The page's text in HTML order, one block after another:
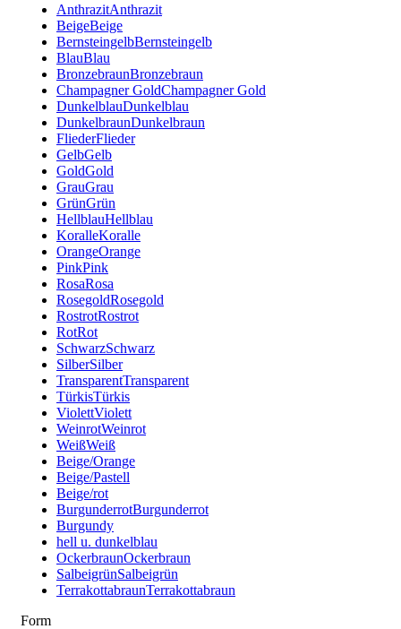
AnthrazitAnthrazit
BeigeBeige
BernsteingelbBernsteingelb
BlauBlau
BronzebraunBronzebraun
Champagner GoldChampagner Gold
DunkelblauDunkelblau
DunkelbraunDunkelbraun
FliederFlieder
GelbGelb
GoldGold
GrauGrau
GrünGrün
HellblauHellblau
KoralleKoralle
OrangeOrange
PinkPink
RosaRosa
RosegoldRosegold
RostrotRostrot
RotRot
SchwarzSchwarz
SilberSilber
TransparentTransparent
TürkisTürkis
ViolettViolett
WeinrotWeinrot
WeißWeiß
Beige/Orange
Beige/Pastell
Beige/rot
BurgunderrotBurgunderrot
Burgundy
hell u. dunkelblau
OckerbraunOckerbraun
SalbeigrünSalbeigrün
TerrakottabraunTerrakottabraun
Form